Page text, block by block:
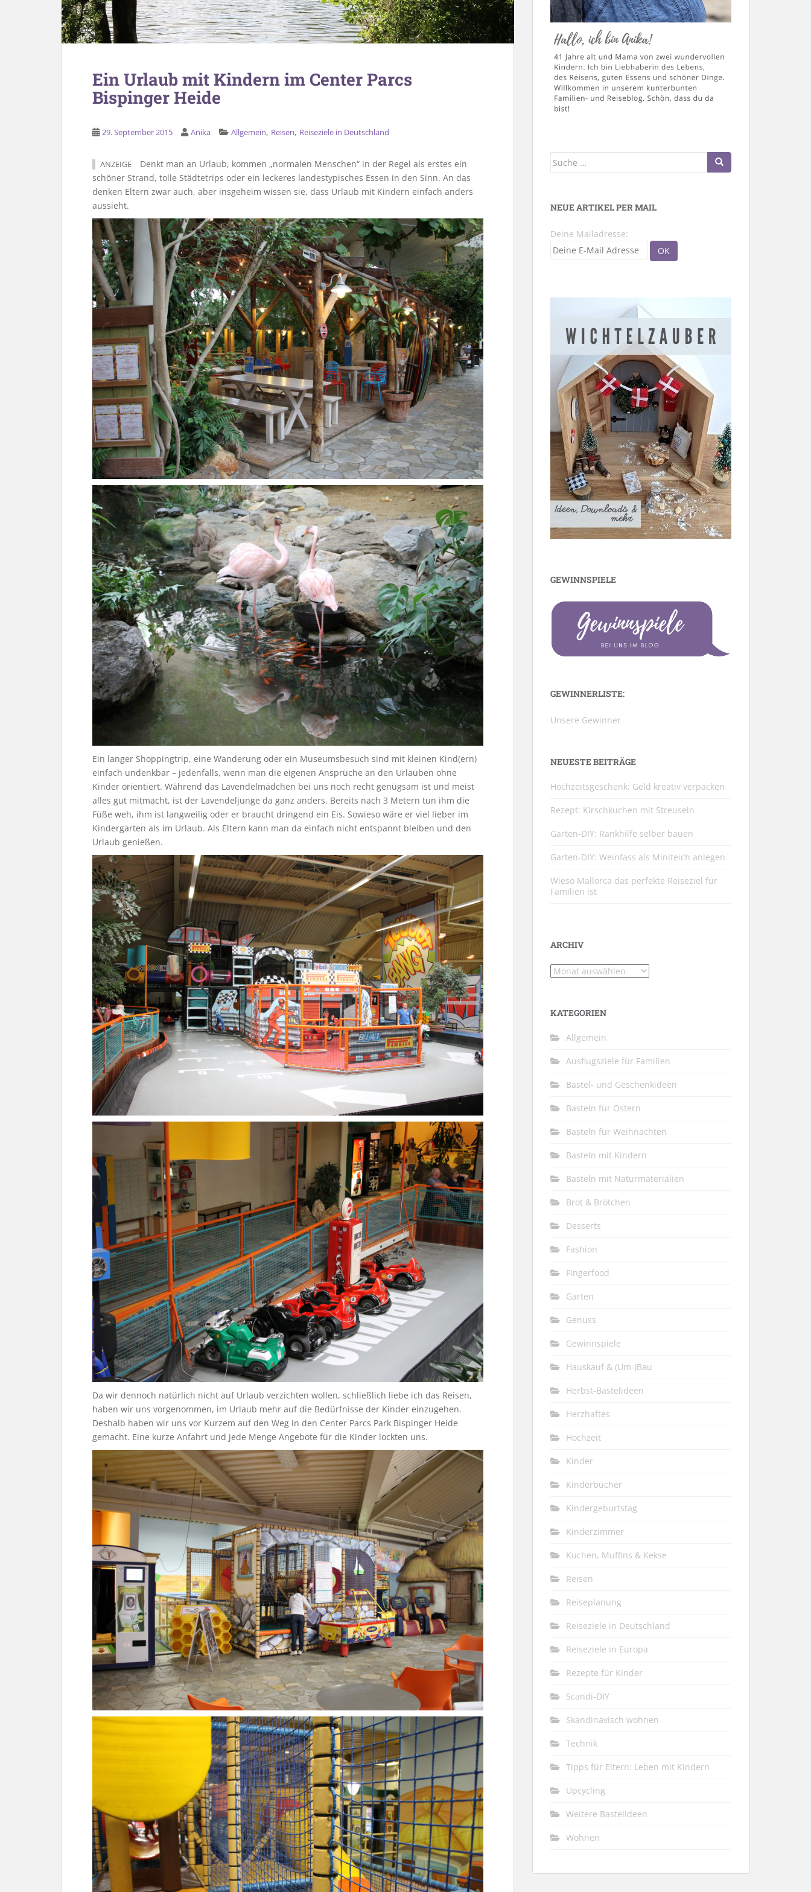
Ein Urlaub mit Kindern im Center Parcs
Bispinger Heide
29. September 2015 Anika Allgemein, Reisen, Reiseziele in Deutschland
ANZEIGE
Denkt man an Urlaub, kommen „normalen Menschen“ in der Regel als erstes ein
schöner Strand, tolle Städtetrips oder ein leckeres landestypisches Essen in den Sinn. An das
denken Eltern zwar auch, aber insgeheim wissen sie, dass Urlaub mit Kindern einfach anders
aussieht.
Ein langer Shoppingtrip, eine Wanderung oder ein Museumsbesuch sind mit kleinen Kind(ern)
einfach undenkbar – jedenfalls, wenn man die eigenen Ansprüche an den Urlauben ohne
Kinder orientiert. Während das Lavendelmädchen bei uns noch recht genügsam ist und meist
alles gut mitmacht, ist der Lavendeljunge da ganz anders. Bereits nach 3 Metern tun ihm die
Füße weh, ihm ist langweilig oder er braucht dringend ein Eis. Sowieso wäre er viel lieber im
Kindergarten als im Urlaub. Als Eltern kann man da einfach nicht entspannt bleiben und den
Urlaub genießen.
Da wir dennoch natürlich nicht auf Urlaub verzichten wollen, schließlich liebe ich das Reisen,
haben wir uns vorgenommen, im Urlaub mehr auf die Bedürfnisse der Kinder einzugehen.
Deshalb haben wir uns vor Kurzem auf den Weg in den Center Parcs Park Bispinger Heide
gemacht. Eine kurze Anfahrt und jede Menge Angebote für die Kinder lockten uns.
Suche
NEUE ARTIKEL PER MAIL
Deine Mailadresse:
GEWINNSPIELE
GEWINNERLISTE:
Unsere Gewinner
NEUESTE BEITRÄGE
Hochzeitsgeschenk: Geld kreativ verpacken
Rezept: Kirschkuchen mit Streuseln
Garten-DIY: Rankhilfe selber bauen
Garten-DIY: Weinfass als Miniteich anlegen
Wieso Mallorca das perfekte Reiseziel für
Familien ist
ARCHIV
Archiv
KATEGORIEN
Allgemein
Ausflugsziele für Familien
Bastel- und Geschenkideen
Basteln für Ostern
Basteln für Weihnachten
Basteln mit Kindern
Basteln mit Naturmaterialien
Brot & Brötchen
Desserts
Fashion
Fingerfood
Garten
Genuss
Gewinnspiele
Hauskauf & (Um-)Bau
Herbst-Bastelideen
Herzhaftes
Hochzeit
Kinder
Kinderbücher
Kindergeburtstag
Kinderzimmer
Kuchen, Muffins & Kekse
Reisen
Reiseplanung
Reiseziele in Deutschland
Reiseziele in Europa
Rezepte für Kinder
Scandi-DIY
Skandinavisch wohnen
Technik
Tipps für Eltern: Leben mit Kindern
Upcycling
Weitere Bastelideen
Wohnen